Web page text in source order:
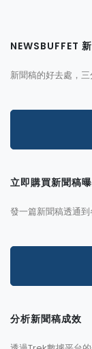
NEWSBUFFET
新聞稿的好去處，
立即購買新聞稿
發一篇新聞稿透通
分析新聞稿成效